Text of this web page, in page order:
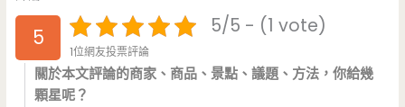
5 5/5 - (1 vote)
1位網友投票評論
關於本文評論的商家、商品、景點、議題、方法，你給幾
顆星呢？